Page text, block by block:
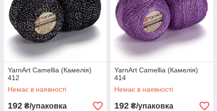
YarnArt Camellia (Камелія)
412
Немає в наявності
192 ₴/упаковка
YarnArt Camellia (Камелія)
414
Немає в наявності
192 ₴/упаковка